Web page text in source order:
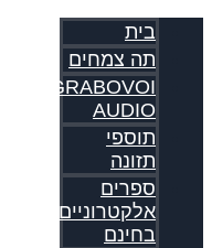
בית
תה צמחים
GRABOVOI
AUDIO
תוספי
תזונה
ספרים
אלקטרוניים
בחינם